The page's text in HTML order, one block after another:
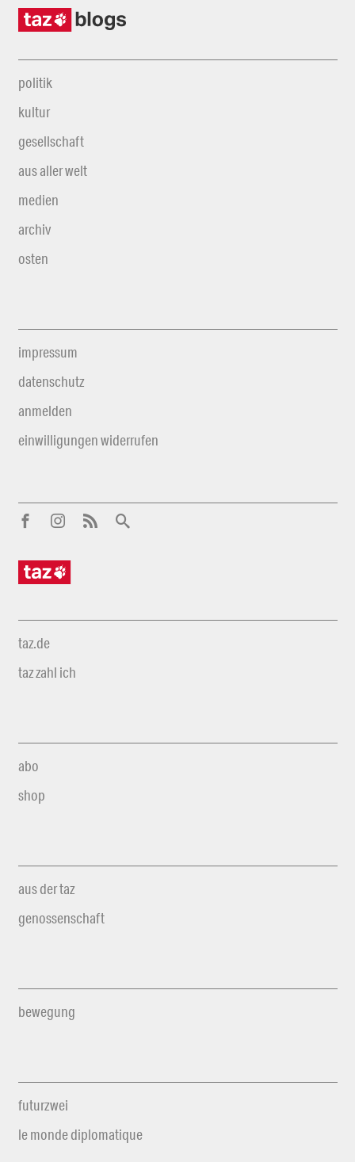
politik
kultur
gesellschaft
aus aller welt
medien
archiv
osten
impressum
datenschutz
anmelden
einwilligungen widerrufen
taz.de
taz zahl ich
abo
shop
aus der taz
genossenschaft
bewegung
futurzwei
le monde diplomatique